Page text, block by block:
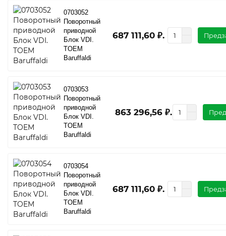
0703052
Поворотный
приводной
Блок VDI.
TOEM
Baruffaldi
687 111,60 ₽.
0703053
Поворотный
приводной
Блок VDI.
TOEM
Baruffaldi
863 296,56 ₽.
0703054
Поворотный
приводной
Блок VDI.
TOEM
Baruffaldi
687 111,60 ₽.